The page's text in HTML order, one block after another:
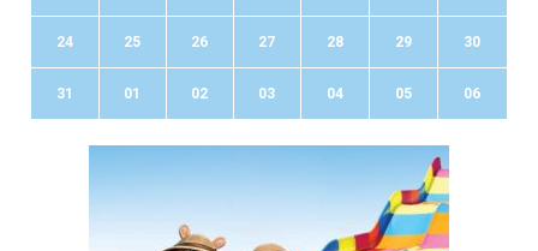
24 25 26 27 28 29 30
31 01 02 03 04 05 06